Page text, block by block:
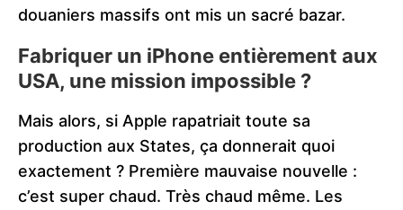
douaniers massifs ont mis un sacré bazar.
Fabriquer un iPhone entièrement aux
USA, une mission impossible ?
Mais alors, si Apple rapatriait toute sa
production aux States, ça donnerait quoi
exactement ? Première mauvaise nouvelle :
c’est super chaud. Très chaud même. Les